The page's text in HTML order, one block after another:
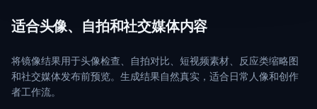
适合头像、自拍和社交媒体内容
将镜像结果用于头像检查、自拍对比、短视频素材、反应类缩略图
和社交媒体发布前预览。生成结果自然真实，适合日常人像和创作
者工作流。